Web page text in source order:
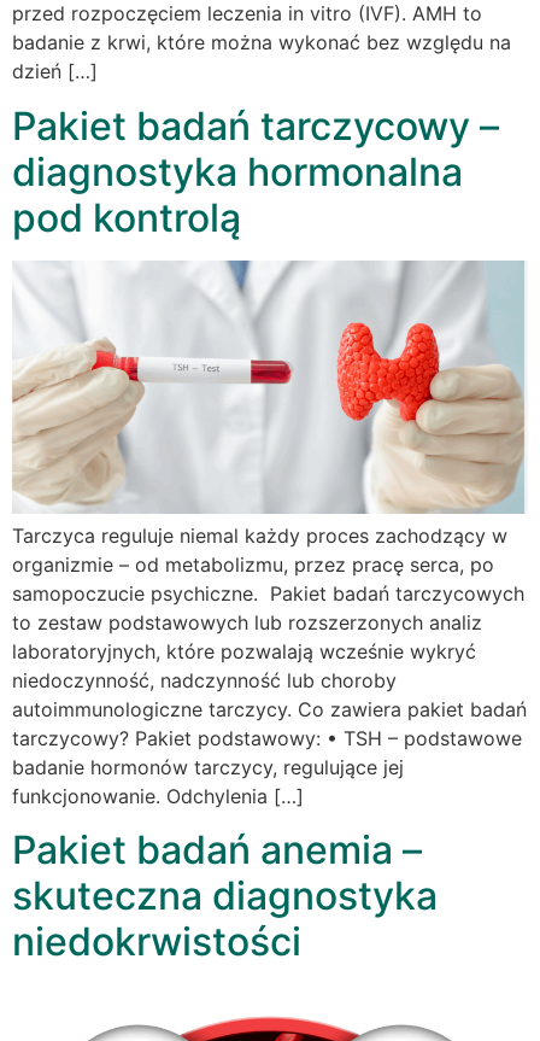
przed rozpoczęciem leczenia in vitro (IVF). AMH to
badanie z krwi, które można wykonać bez względu na
dzień […]
Pakiet badań tarczycowy –
diagnostyka hormonalna
pod kontrolą
Tarczyca reguluje niemal każdy proces zachodzący w
organizmie – od metabolizmu, przez pracę serca, po
samopoczucie psychiczne. Pakiet badań tarczycowych
to zestaw podstawowych lub rozszerzonych analiz
laboratoryjnych, które pozwalają wcześnie wykryć
niedoczynność, nadczynność lub choroby
autoimmunologiczne tarczycy. Co zawiera pakiet badań
tarczycowy? Pakiet podstawowy: • TSH – podstawowe
badanie hormonów tarczycy, regulujące jej
funkcjonowanie. Odchylenia […]
Pakiet badań anemia –
skuteczna diagnostyka
niedokrwistości